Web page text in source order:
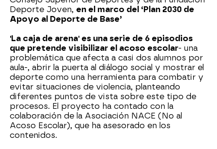
Deporte Joven, en el marco del ‘Plan 2030 de
Apoyo al Deporte de Base’
'La caja de arena' es una serie de 6 episodios
que pretende visibilizar el acoso escolar- una
problemática que afecta a casi dos alumnos por
aula-, abrir la puerta al diálogo social y mostrar el
deporte como una herramienta para combatir y
evitar situaciones de violencia, planteando
diferentes puntos de vista sobre este tipo de
procesos. El proyecto ha contado con la
colaboración de la Asociación NACE (No al
Acoso Escolar), que ha asesorado en los
contenidos.